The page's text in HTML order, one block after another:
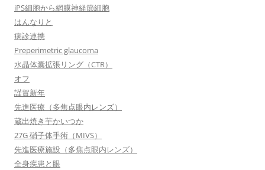
iPS細胞から網膜神経節細胞
はんなりと
病診連携
Preperimetric glaucoma
水晶体囊拡張リング（CTR）
オフ
謹賀新年
先進医療（多焦点眼内レンズ）
蔵出焼き芋かいつか
27G 硝子体手術（MIVS）
先進医療施設（多焦点眼内レンズ）
全身疾患と眼